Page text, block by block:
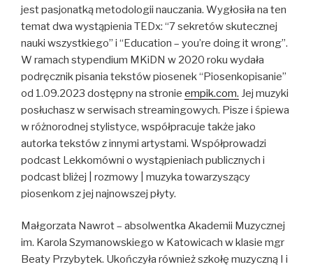
jest pasjonatką metodologii nauczania. Wygłosiła na ten
temat dwa wystąpienia TEDx: “7 sekretów skutecznej
nauki wszystkiego” i “Education – you’re doing it wrong”.
W ramach stypendium MKiDN w 2020 roku wydała
podręcznik pisania tekstów piosenek “Piosenkopisanie”
od 1.09.2023 dostępny na stronie empik.com. Jej muzyki
posłuchasz w serwisach streamingowych. Pisze i śpiewa
w różnorodnej stylistyce, współpracuje także jako
autorka tekstów z innymi artystami. Współprowadzi
podcast Lekkomówni o wystąpieniach publicznych i
podcast bliżej | rozmowy | muzyka towarzyszący
piosenkom z jej najnowszej płyty.
Małgorzata Nawrot – absolwentka Akademii Muzycznej
im. Karola Szymanowskiego w Katowicach w klasie mgr
Beaty Przybytek. Ukończyła również szkołę muzyczną I i